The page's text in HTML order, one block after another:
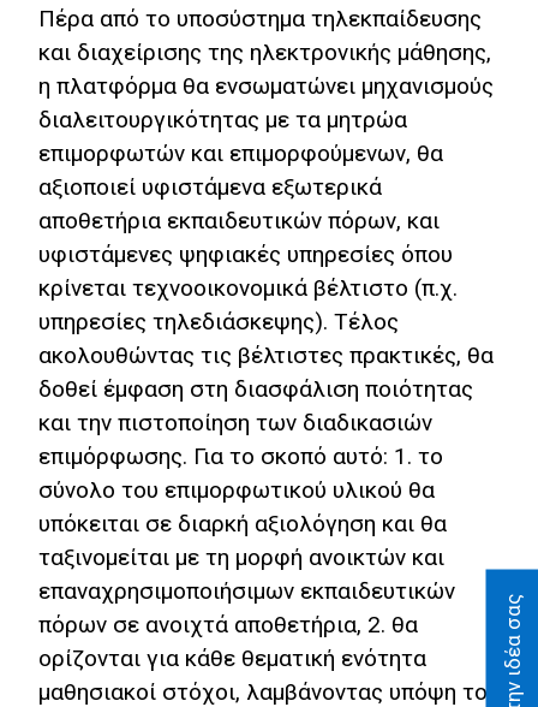
Πέρα από το υποσύστημα τηλεκπαίδευσης
και διαχείρισης της ηλεκτρονικής μάθησης,
η πλατφόρμα θα ενσωματώνει μηχανισμούς
διαλειτουργικότητας με τα μητρώα
επιμορφωτών και επιμορφούμενων, θα
αξιοποιεί υφιστάμενα εξωτερικά
αποθετήρια εκπαιδευτικών πόρων, και
υφιστάμενες ψηφιακές υπηρεσίες όπου
κρίνεται τεχνοοικονομικά βέλτιστο (π.χ.
υπηρεσίες τηλεδιάσκεψης). Τέλος
ακολουθώντας τις βέλτιστες πρακτικές, θα
δοθεί έμφαση στη διασφάλιση ποιότητας
και την πιστοποίηση των διαδικασιών
επιμόρφωσης. Για το σκοπό αυτό: 1. το
σύνολο του επιμορφωτικού υλικού θα
υπόκειται σε διαρκή αξιολόγηση και θα
ταξινομείται με τη μορφή ανοικτών και
επαναχρησιμοποιήσιμων εκπαιδευτικών
πόρων σε ανοιχτά αποθετήρια, 2. θα
ορίζονται για κάθε θεματική ενότητα
μαθησιακοί στόχοι, λαμβάνοντας υπόψη το